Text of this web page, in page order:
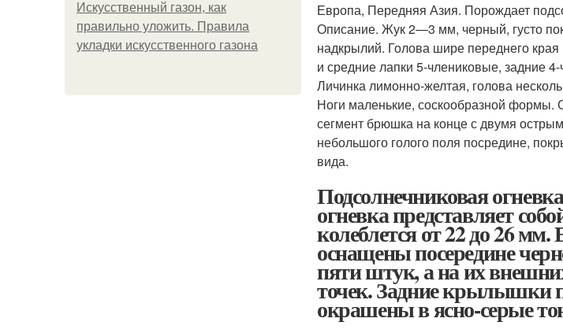
Искусственный газон, как
правильно уложить. Правила
укладки искусственного газона
Европа, Передняя Азия. Порождает
Описание. Жук 2—3 мм, черный, густо
надкрылий. Голова шире переднего
и средние лапки 5-члениковые, задние
Личинка лимонно-желтая, голова
Ноги маленькие, соскообразной формы.
сегмент брюшка на конце с двумя
небольшого голого поля посредине,
вида.
Подсолнечниковая
огневка представляет
колеблется от 22 до 26
оснащены посередине
пяти штук, а на их
точек. Задние крылышки
окрашены в ясно-серые